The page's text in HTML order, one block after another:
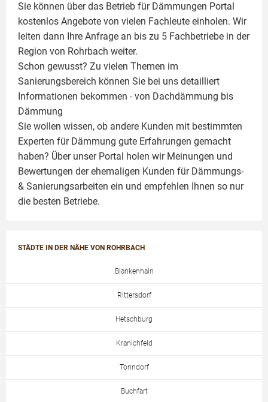
Sie können über das Betrieb für Dämmungen Portal
kostenlos Angebote von vielen Fachleute einholen. Wir
leiten dann Ihre Anfrage an bis zu 5 Fachbetriebe in der
Region von Rohrbach weiter.
Schon gewusst? Zu vielen Themen im
Sanierungsbereich können Sie bei uns detailliert
Informationen bekommen - von Dachdämmung bis
Dämmung
Sie wollen wissen, ob andere Kunden mit bestimmten
Experten für Dämmung gute Erfahrungen gemacht
haben? Über unser Portal holen wir Meinungen und
Bewertungen der ehemaligen Kunden für Dämmungs-
& Sanierungsarbeiten ein und empfehlen Ihnen so nur
die besten Betriebe.
STÄDTE IN DER NÄHE VON ROHRBACH
Blankenhain
Rittersdorf
Hetschburg
Kranichfeld
Tonndorf
Buchfart